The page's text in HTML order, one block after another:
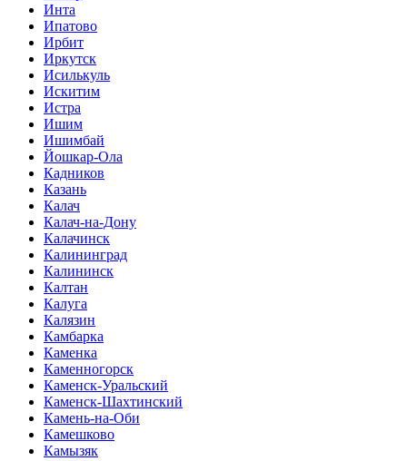
Инта
Ипатово
Ирбит
Иркутск
Исилькуль
Искитим
Истра
Ишим
Ишимбай
Йошкар-Ола
Кадников
Казань
Калач
Калач-на-Дону
Калачинск
Калининград
Калининск
Калтан
Калуга
Калязин
Камбарка
Каменка
Каменногорск
Каменск-Уральский
Каменск-Шахтинский
Камень-на-Оби
Камешково
Камызяк